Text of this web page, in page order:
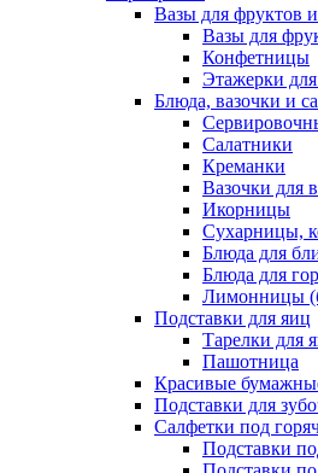
Вазы для фруктов
Вазы для
Конфетницы
Этажерки
Блюда, вазочки и
Салатники
Креманки
Вазочки для
Икорницы
Сухарницы,
Блюда для
Блюда для
Лимонницы
Подставки для яиц
Тарелки для
Пашотница
Красивые
Подставки для
Салфетки под
Подставки